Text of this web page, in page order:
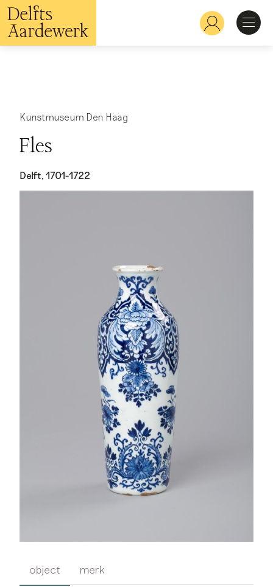
Overslaan
en
naar
de
Hoofdnavigatie
Bekijken
Verdiepen
Kunstmuseum Den Haag
Fles
Delft, 1701-1722
object merk